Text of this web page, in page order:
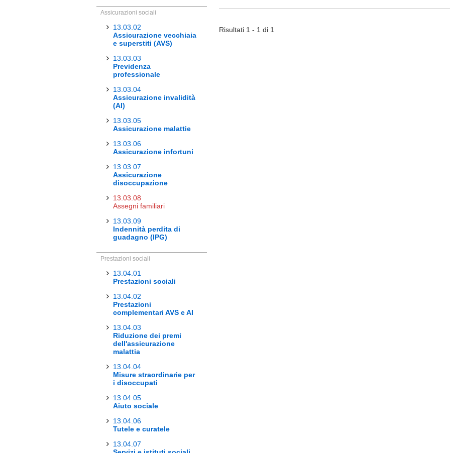
Assicurazioni sociali
13.03.02
Assicurazione vecchiaia
e superstiti (AVS)
13.03.03
Previdenza
professionale
13.03.04
Assicurazione invalidità
(AI)
13.03.05
Assicurazione malattie
13.03.06
Assicurazione infortuni
13.03.07
Assicurazione
disoccupazione
13.03.08
Assegni familiari
13.03.09
Indennità perdita di
guadagno (IPG)
Prestazioni sociali
13.04.01
Prestazioni sociali
13.04.02
Prestazioni
complementari AVS e AI
13.04.03
Riduzione dei premi
dell'assicurazione
malattia
13.04.04
Misure straordinarie per
i disoccupati
13.04.05
Aiuto sociale
13.04.06
Tutele e curatele
13.04.07
Risultati 1 - 1 di 1